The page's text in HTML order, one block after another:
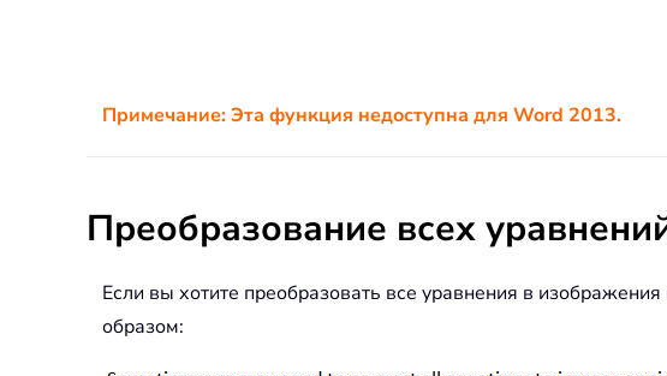
Примечание: Эта функция недоступна для Word 2013.
Преобразование всех
Если вы хотите преобразовать все уравнения в
образом: